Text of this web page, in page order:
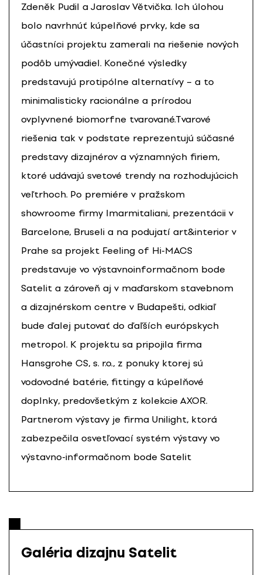
Zdeněk Pudil a Jaroslav Větvička. Ich úlohou
bolo navrhnúť kúpelňové prvky, kde sa
účastníci projektu zamerali na riešenie nových
podôb umývadiel. Konečné výsledky
predstavujú protipólne alternatívy – a to
minimalisticky racionálne a prírodou
ovplyvnené biomorfne tvarované.Tvarové
riešenia tak v podstate reprezentujú súčasné
predstavy dizajnérov a významných firiem,
ktoré udávajú svetové trendy na rozhodujúcich
veľtrhoch. Po premiére v pražskom
showroome firmy Imarmitaliani, prezentácii v
Barcelone, Bruseli a na podujatí art&interior v
Prahe sa projekt Feeling of Hi-MACS
predstavuje vo výstavnoinformačnom bode
Satelit a zároveň aj v maďarskom stavebnom
a dizajnérskom centre v Budapešti, odkiaľ
bude ďalej putovať do ďaľších európskych
metropol. K projektu sa pripojila firma
Hansgrohe CS, s. r.o., z ponuky ktorej sú
vodovodné batérie, fittingy a kúpelňové
doplnky, predovšetkým z kolekcie AXOR.
Partnerom výstavy je firma Unilight, ktorá
zabezpečila osvetľovací systém výstavy vo
výstavno-informačnom bode Satelit
Galéria dizajnu Satelit